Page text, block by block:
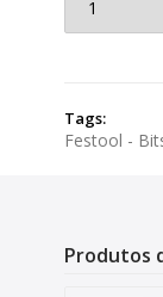
Tags:
Festool -
Produtos